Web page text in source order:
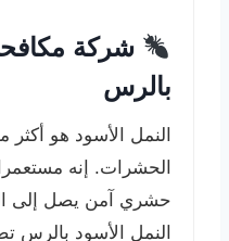
شركة
بالرس
النمل الأسود هو
الحشرات. إنه
حشري آمن يصل إلى
النمل الأسود بالرس